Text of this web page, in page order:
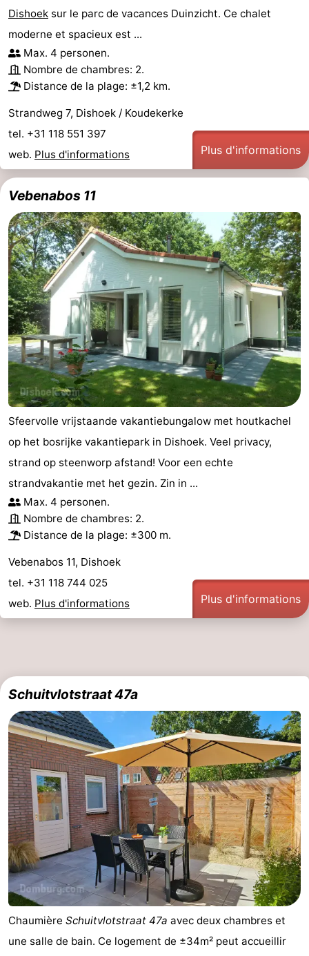
Dishoek sur le parc de vacances Duinzicht. Ce chalet
moderne et spacieux est ...
Max. 4 personen.
Nombre de chambres: 2.
Distance de la plage: ±1,2 km.
Strandweg 7, Dishoek / Koudekerke
tel. +31 118 551 397
web. Plus d'informations Plus d'informations
Vebenabos 11
Sfeervolle vrijstaande vakantiebungalow met houtkachel
op het bosrijke vakantiepark in Dishoek. Veel privacy,
strand op steenworp afstand! Voor een echte
strandvakantie met het gezin. Zin in ...
Max. 4 personen.
Nombre de chambres: 2.
Distance de la plage: ±300 m.
Vebenabos 11, Dishoek
tel. +31 118 744 025
web. Plus d'informations Plus d'informations
Schuitvlotstraat 47a
Chaumière Schuitvlotstraat 47a avec deux chambres et
une salle de bain. Ce logement de ±34m² peut accueillir